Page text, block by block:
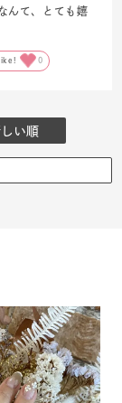
んて、とても嬉
Like! 0
い順